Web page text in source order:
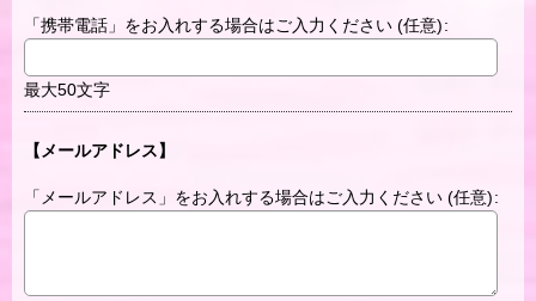
「携帯電話」をお入れする場合はご入力ください (任意):
最大50文字
【メールアドレス】
「メールアドレス」をお入れする場合はご入力ください (任意):